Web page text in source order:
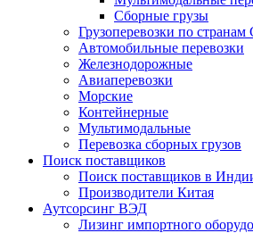
Сборные грузы
Грузоперевозки по
Автомобильные перевозки
Железнодорожные
Авиаперевозки
Морские
Контейнерные
Мультимодальные
Перевозка сборных грузов
Поиск поставщиков
Поиск поставщиков в
Производители Китая
Аутсорсинг ВЭД
Лизинг импортного